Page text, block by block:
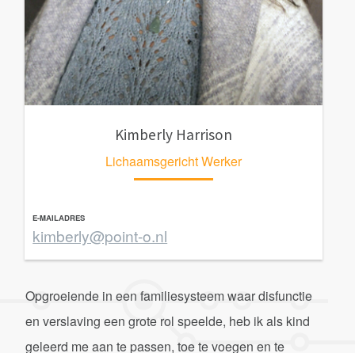
Kimberly Harrison
Lichaamsgericht Werker
E-MAILADRES
kimberly@point-o.nl
Opgroeiende in een familiesysteem waar disfunctie
en verslaving een grote rol speelde, heb ik als kind
geleerd me aan te passen, toe te voegen en te